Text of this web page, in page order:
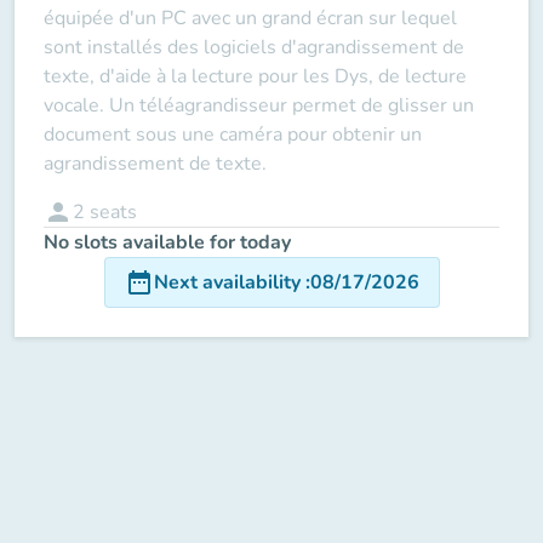
équipée d'un PC avec un grand écran sur lequel
sont installés des logiciels d'agrandissement de
texte, d'aide à la lecture pour les Dys, de lecture
vocale. Un téléagrandisseur permet de glisser un
document sous une caméra pour obtenir un
agrandissement de texte.
person 2 seats
No slots available for today
date_rangeNext availability:08/17/2026